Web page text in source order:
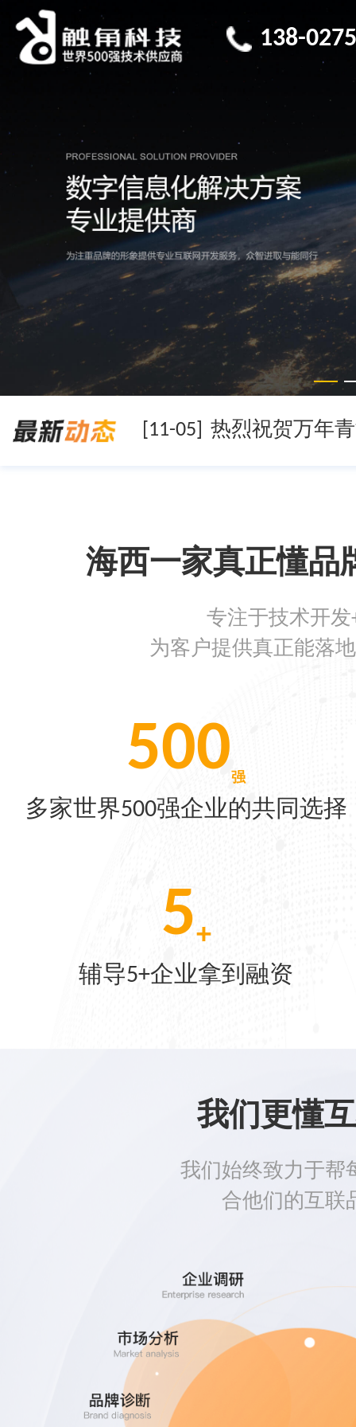
138-
[11-05]
[11-05]
[07-22]
[05-28]
[05-21]
海西一家真正懂品
专注于技术开
为客户提供真正能落
500强
多家世界500强企业的共同选择
5+
辅导5+企业拿到融资
我们更懂
我们始终致力于帮
合他们的互联